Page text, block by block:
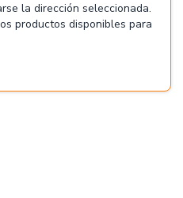
la dirección seleccionada.
productos disponibles para